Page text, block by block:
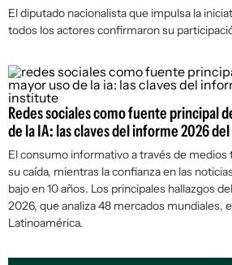
El diputado nacionalista que impulsa la
todos los actores confirmaron su
Redes sociales como fuente principal
de la IA: las claves del informe 2026
El consumo informativo a través de
su caída, mientras la confianza en las
bajo en 10 años. Los principales hallazgos
2026, que analiza 48 mercados mundiales,
Latinoamérica.